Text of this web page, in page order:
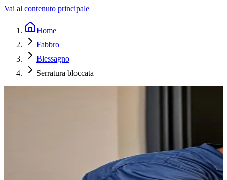
Vai al contenuto principale
Home
Fabbro
Blessagno
Serratura bloccata